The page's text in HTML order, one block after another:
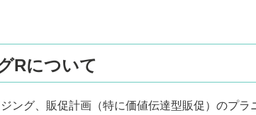
Rについて
ング、販促計画（特に価値伝達型販促）のプラ